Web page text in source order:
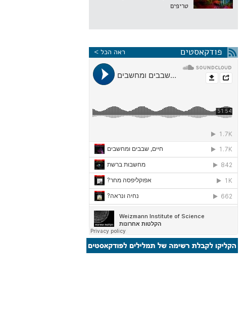
טריפים
פודקאסטים ראה הכל >